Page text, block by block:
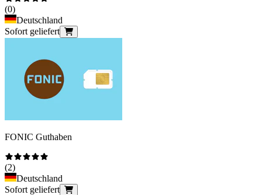
(0)
Deutschland
Sofort geliefert
FONIC Guthaben
(2)
Deutschland
Sofort geliefert